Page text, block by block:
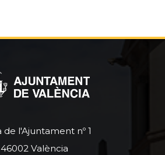
de l'Ajuntament nº 1
46002 València